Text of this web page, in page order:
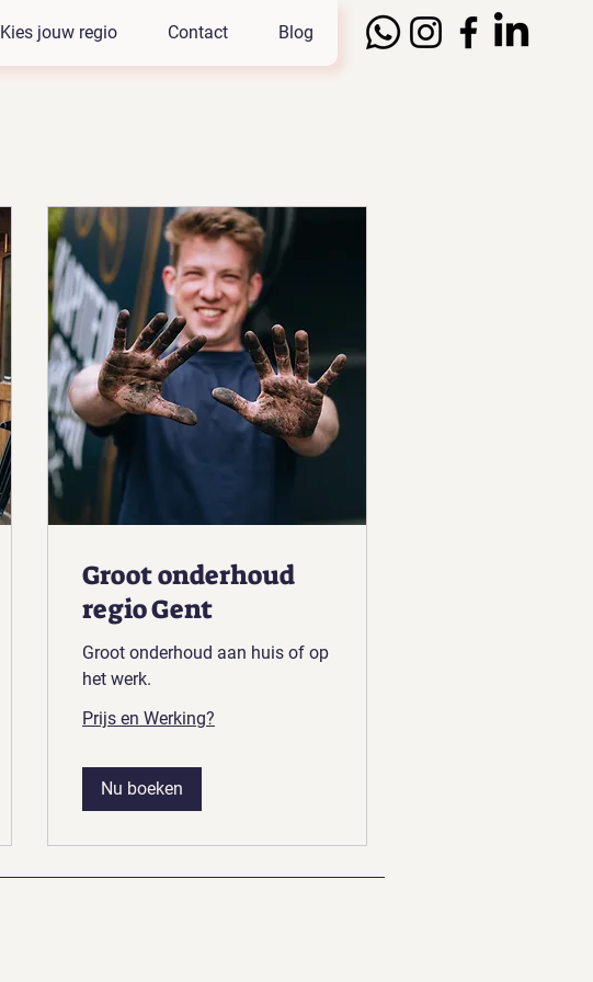
Kies jouw regio Contact Blog
Groot onderhoud
regio Gent
Groot onderhoud aan huis of op
het werk.
Prijs en Werking?
Nu boeken